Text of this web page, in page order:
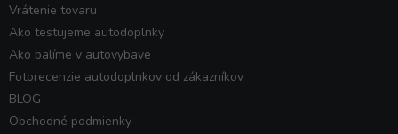
Vrátenie tovaru
Ako testujeme autodoplnky
Ako balíme v autovybave
Fotorecenzie autodoplnkov od zákazníkov
BLOG
Obchodné podmienky